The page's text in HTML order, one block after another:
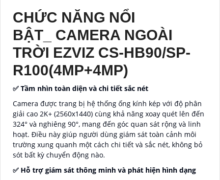
CHỨC NĂNG NỔI
BẬT_ CAMERA NGOÀI
TRỜI EZVIZ CS-HB90/SP-
R100(4MP+4MP)
✅ Tầm nhìn toàn diện và chi tiết sắc nét
Camera được trang bị hệ thống ống kính kép với độ phân
giải cao 2K+ (2560x1440) cùng khả năng xoay quét lên đến
324° và nghiêng 90°, mang đến góc quan sát rộng và linh
hoạt. Điều này giúp người dùng giám sát toàn cảnh môi
trường xung quanh một cách chi tiết và sắc nét, không bỏ
sót bất kỳ chuyển động nào.
✅ Hỗ trợ giám sát thông minh và phát hiện hình dạng